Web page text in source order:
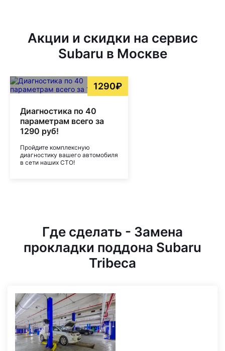
Акции и скидки на сервис
Subaru в Москве
1290₽
Диагностика по 40
параметрам всего за
1290 руб!
Пройдите комплексную
диагностику вашего автомобиля
в сети наших СТО!
Где сделать - Замена
прокладки поддона Subaru
Tribeca